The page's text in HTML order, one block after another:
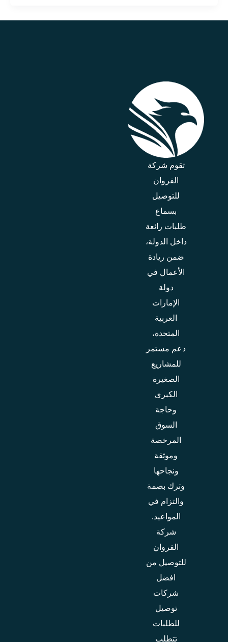
تقوم شركة
الفروان
للتوصيل
بسماع
طلبات رائعة
داخل الدولة،
ضمن ريادة
الأعمال في
دولة
الإمارات
العربية
المتحدة،
دعم مستمر
للمشاريع
الصغيرة
الكبرى
وحاجة
السوق
المرخصة
وموثقة
ونجاحها
وترك بصمة
والتزام في
المواعيد.
شركة
الفروان
للتوصيل من
افضل
شركات
توصيل
للطلبات
تتطلب